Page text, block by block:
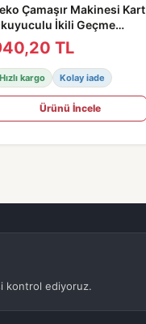
Çamaşır Makinesi Kart
İkili Geçme
- 2841020100 Orjinal
TL
Hızlı kargo Kolay iade
Ürünü İncele
kontrol ediyoruz.